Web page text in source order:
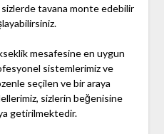
tavana monte edebilir
mesafesine en uygun
sistemlerimiz ve
seçilen ve bir araya
sizlerin beğenisine
getirilmektedir.